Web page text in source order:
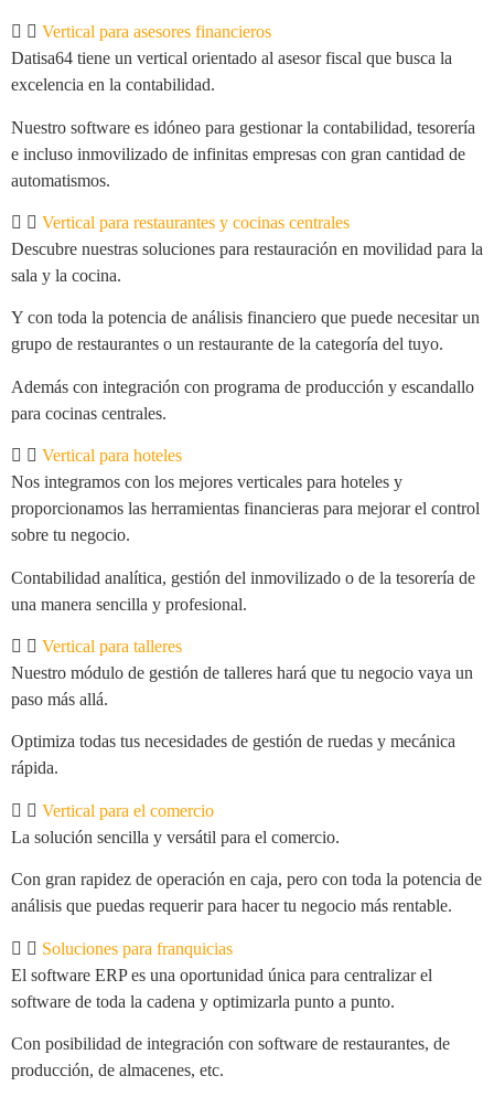
Vertical para asesores financieros
Datisa64 tiene un vertical orientado al asesor fiscal que busca la
excelencia en la contabilidad.
Nuestro software es idóneo para gestionar la contabilidad, tesorería
e incluso inmovilizado de infinitas empresas con gran cantidad de
automatismos.
Vertical para restaurantes y cocinas centrales
Descubre nuestras soluciones para restauración en movilidad para la
sala y la cocina.
Y con toda la potencia de análisis financiero que puede necesitar un
grupo de restaurantes o un restaurante de la categoría del tuyo.
Además con integración con programa de producción y escandallo
para cocinas centrales.
Vertical para hoteles
Nos integramos con los mejores verticales para hoteles y
proporcionamos las herramientas financieras para mejorar el control
sobre tu negocio.
Contabilidad analítica, gestión del inmovilizado o de la tesorería de
una manera sencilla y profesional.
Vertical para talleres
Nuestro módulo de gestión de talleres hará que tu negocio vaya un
paso más allá.
Optimiza todas tus necesidades de gestión de ruedas y mecánica
rápida.
Vertical para el comercio
La solución sencilla y versátil para el comercio.
Con gran rapidez de operación en caja, pero con toda la potencia de
análisis que puedas requerir para hacer tu negocio más rentable.
Soluciones para franquicias
El software ERP es una oportunidad única para centralizar el
software de toda la cadena y optimizarla punto a punto.
Con posibilidad de integración con software de restaurantes, de
producción, de almacenes, etc.